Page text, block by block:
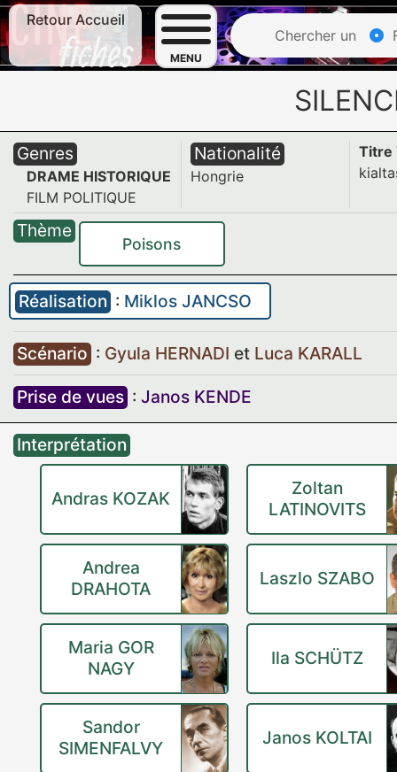
Retour Accueil
MENU
Chercher un
Genres
DRAME HISTORIQUE
FILM POLITIQUE
Nationalité
Hongrie
Titre
Thème
Poisons
Réalisation : Miklos JANCSO
Scénario : Gyula HERNADI et Luca KARALL
Prise de vues : Janos KENDE
Interprétation
Andras KOZAK
Zoltan
LATINOVITS
Andrea
DRAHOTA
Laszlo SZABO
Maria GOR
NAGY
Ila SCHÜTZ
Sandor
SIMENFALVY
Janos KOLTAI